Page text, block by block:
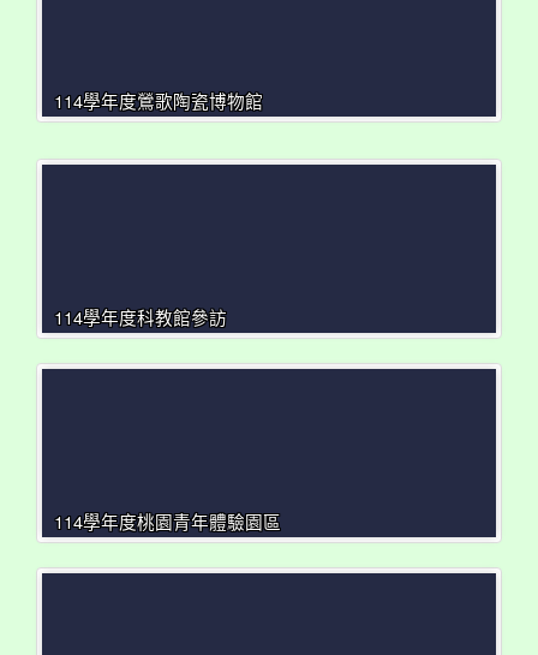
114學年度鶯歌陶瓷博物館
114學年度科教館參訪
114學年度桃園青年體驗園區